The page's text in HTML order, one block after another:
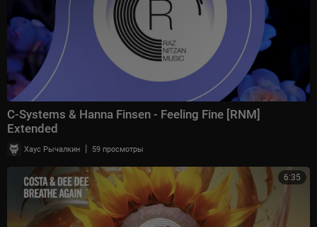
C-Systems & Hanna Finsen - Feeling Fine [RNM]
Extended
Хаус Рычалкин | 59 просмотры
6:35